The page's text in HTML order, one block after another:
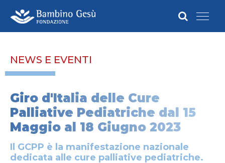
NEWS E EVENTI
Giro d'Italia delle Cure
Palliative Pediatriche dal 15
Maggio al 18 Giugno 2023
Il GCPP è la manifestazione nazionale
dedicata alle cure palliative pediatriche.